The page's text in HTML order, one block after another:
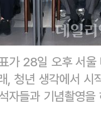
가 28일 오후 서
, 청년 생각에서 시
자들과 기념촬영